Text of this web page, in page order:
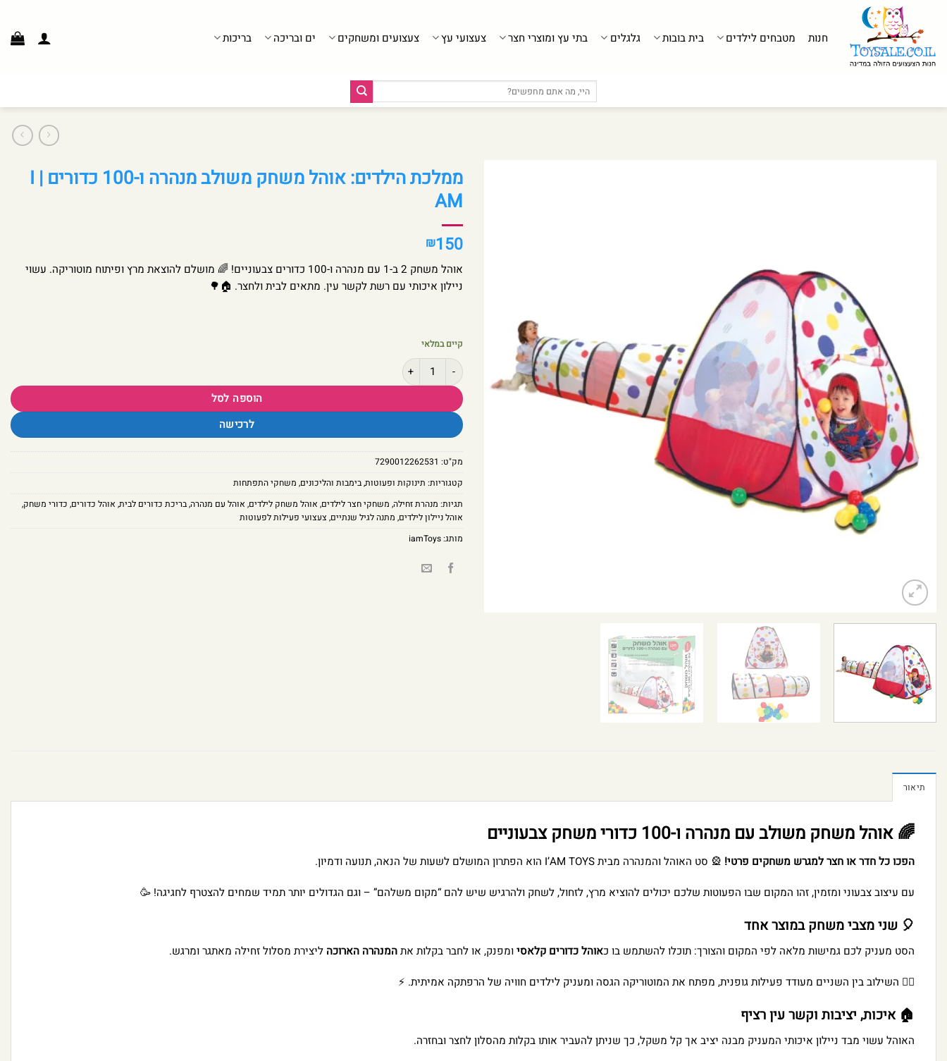
חנות
מטבחים לילדים בית בובות גלגלים בתי עץ ומוצרי חצר צעצועי עץ צעצועים ומשחקים ים ובריכה בריכות
עבור:
ממלכת הילדים: אוהל משחק משולב מנהרה ו-100 כדורים | I
AM
₪150
אוהל משחק 2 ב-1 עם מנהרה ו-100 כדורים צבעוניים! 🌈 מושלם להוצאת מרץ ופיתוח מוטוריקה. עשוי
ניילון איכותי עם רשת לקשר עין. מתאים לבית ולחצר. 🏠🌳
קיים במלאי
כמות של ממלכת הילדים: אוהל משחק משולב מנהרה ו-100 כדורים | I AM
הוספה לסל
לרכישה
מק"ט: 7290012262531
קטגוריות: תינוקות ופעוטות,בימבות והליכונים, משחקי התפתחות
תגיות: מנהרת זחילה, משחקי חצר לילדים, אוהל משחק לילדים, אוהל עם מנהרה,בריכת כדורים לבית, אוהל כדורים, כדורי משחק,
אוהל ניילון לילדים, מתנה לגיל שנתיים, צעצועי פעילות לפעוטות
מותג:iamToys
תיאור
🌈 אוהל משחק משולב עם מנהרה ו-100 כדורי משחק צבעוניים
הפכו כל חדר או חצר למגרש משחקים פרטי! 🎡 סט האוהל והמנהרה מבית I’AM TOYS הוא הפתרון המושלם לשעות של הנאה, תנועה ודמיון.
עם עיצוב צבעוני ומזמין, זהו המקום שבו הפעוטות שלכם יכולים להוציא מרץ, לזחול, לשחק ולהרגיש שיש להם “מקום משלהם” – וגם הגדולים יותר תמיד שמחים להצטרף לחגיגה! 🥳
🎈 שני מצבי משחק במוצר אחד
הסט מעניק לכם גמישות מלאה לפי המקום והצורך: תוכלו להשתמש בו כאוהל כדורים קלאסיומפנק, או לחבר בקלות אתהמנהרה הארוכה ליצירת מסלול זחילה מאתגר ומרגש.
🏃‍♂️ השילוב בין השניים מעודד פעילות גופנית, מפתח את המוטוריקה הגסה ומעניק לילדים חוויה של הרפתקה אמיתית. ⚡
🏠 איכות, יציבות וקשר עין רציף
האוהל עשוי מבד ניילון איכותי המעניק מבנה יציב אך קל משקל, כך שניתן להעביר אותו בקלות מהסלון לחצר ובחזרה.